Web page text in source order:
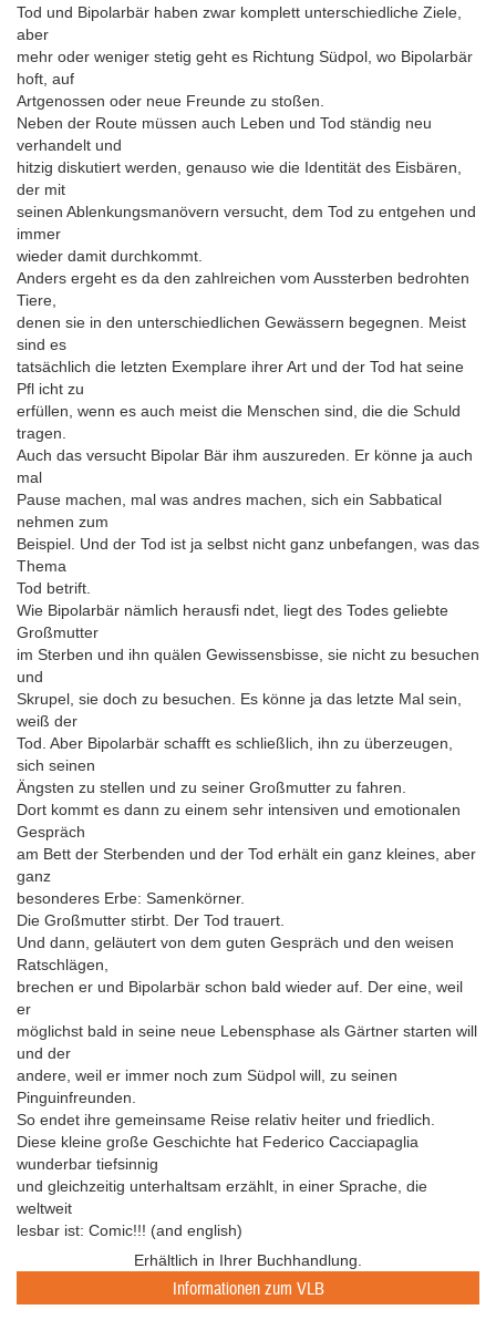
Tod und Bipolarbär haben zwar komplett unterschiedliche Ziele,
aber
mehr oder weniger stetig geht es Richtung Südpol, wo Bipolarbär
hoft, auf
Artgenossen oder neue Freunde zu stoßen.
Neben der Route müssen auch Leben und Tod ständig neu
verhandelt und
hitzig diskutiert werden, genauso wie die Identität des Eisbären,
der mit
seinen Ablenkungsmanövern versucht, dem Tod zu entgehen und
immer
wieder damit durchkommt.
Anders ergeht es da den zahlreichen vom Aussterben bedrohten
Tiere,
denen sie in den unterschiedlichen Gewässern begegnen. Meist
sind es
tatsächlich die letzten Exemplare ihrer Art und der Tod hat seine
Pfl icht zu
erfüllen, wenn es auch meist die Menschen sind, die die Schuld
tragen.
Auch das versucht Bipolar Bär ihm auszureden. Er könne ja auch
mal
Pause machen, mal was andres machen, sich ein Sabbatical
nehmen zum
Beispiel. Und der Tod ist ja selbst nicht ganz unbefangen, was das
Thema
Tod betrift.
Wie Bipolarbär nämlich herausfi ndet, liegt des Todes geliebte
Großmutter
im Sterben und ihn quälen Gewissensbisse, sie nicht zu besuchen
und
Skrupel, sie doch zu besuchen. Es könne ja das letzte Mal sein,
weiß der
Tod. Aber Bipolarbär schafft es schließlich, ihn zu überzeugen,
sich seinen
Ängsten zu stellen und zu seiner Großmutter zu fahren.
Dort kommt es dann zu einem sehr intensiven und emotionalen
Gespräch
am Bett der Sterbenden und der Tod erhält ein ganz kleines, aber
ganz
besonderes Erbe: Samenkörner.
Die Großmutter stirbt. Der Tod trauert.
Und dann, geläutert von dem guten Gespräch und den weisen
Ratschlägen,
brechen er und Bipolarbär schon bald wieder auf. Der eine, weil
er
möglichst bald in seine neue Lebensphase als Gärtner starten will
und der
andere, weil er immer noch zum Südpol will, zu seinen
Pinguinfreunden.
So endet ihre gemeinsame Reise relativ heiter und friedlich.
Diese kleine große Geschichte hat Federico Cacciapaglia
wunderbar tiefsinnig
und gleichzeitig unterhaltsam erzählt, in einer Sprache, die
weltweit
lesbar ist: Comic!!! (and english)
Erhältlich in Ihrer Buchhandlung.
Informationen zum VLB